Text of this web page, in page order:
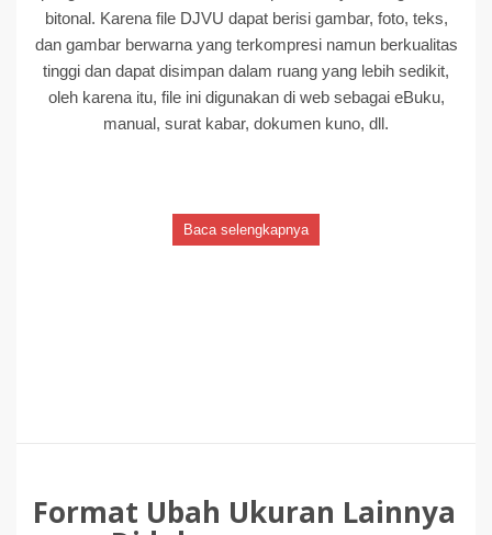
bitonal. Karena file DJVU dapat berisi gambar, foto, teks,
dan gambar berwarna yang terkompresi namun berkualitas
tinggi dan dapat disimpan dalam ruang yang lebih sedikit,
oleh karena itu, file ini digunakan di web sebagai eBuku,
manual, surat kabar, dokumen kuno, dll.
Baca selengkapnya
Format Ubah Ukuran Lainnya